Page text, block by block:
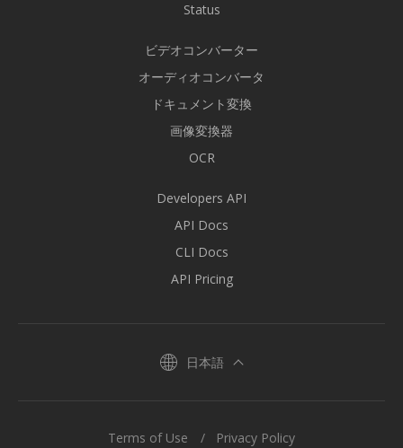
Status
ビデオコンバーター
オーディオコンバータ
ドキュメント変換
画像変換器
OCR
Developers API
API Docs
CLI Docs
API Pricing
日本語
Terms of Use Privacy Policy